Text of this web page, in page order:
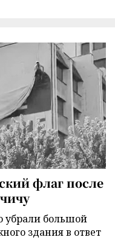
флаг после
убрали большой
здания в ответ